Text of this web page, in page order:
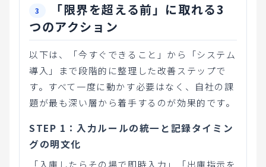
「限界を超える前」に取れる3
つのアクション
以下は、「今すぐできること」から「システム
導入」まで段階的に整理した改善ステップで
す。すべて一度に動かす必要はなく、自社の課
題が最も深い層から着手するのが効果的です。
STEP 1：入力ルールの統一と記録タイミン
グの明文化
「入庫したらその場で即時入力」「出庫指示を